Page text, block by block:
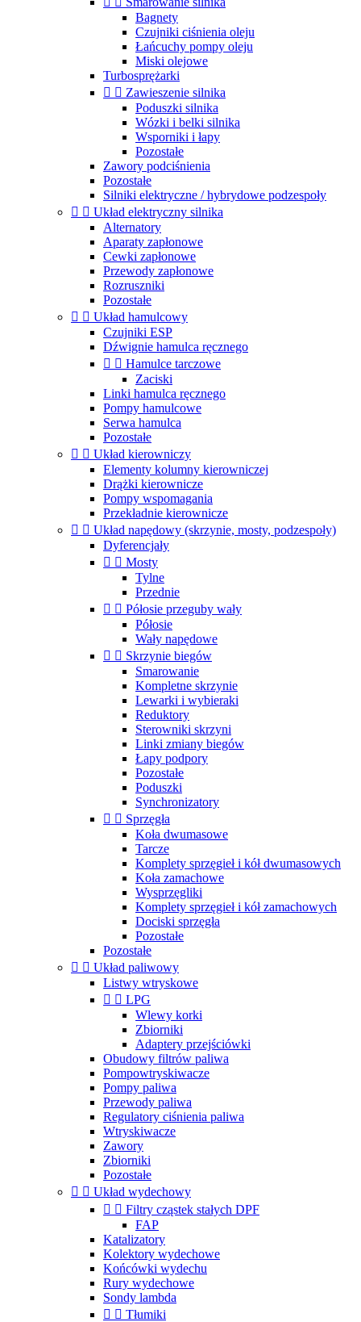
Bagnety
Czujniki ciśnienia oleju
Łańcuchy pompy oleju
Miski olejowe
Turbosprężarki
  Zawieszenie silnika
Poduszki silnika
Wózki i belki silnika
Wsporniki i łapy
Pozostałe
Zawory podciśnienia
Pozostałe
Silniki elektryczne / hybrydowe podzespoły
  Układ elektryczny silnika
Alternatory
Aparaty zapłonowe
Cewki zapłonowe
Przewody zapłonowe
Rozruszniki
Pozostałe
  Układ hamulcowy
Czujniki ESP
Dźwignie hamulca ręcznego
  Hamulce tarczowe
Zaciski
Linki hamulca ręcznego
Pompy hamulcowe
Serwa hamulca
Pozostałe
  Układ kierowniczy
Elementy kolumny kierowniczej
Drążki kierownicze
Pompy wspomagania
Przekładnie kierownicze
  Układ napędowy (skrzynie, mosty, podzespoły)
Dyferencjały
  Mosty
Tylne
Przednie
  Półosie przeguby wały
Półosie
Wały napędowe
  Skrzynie biegów
Smarowanie
Kompletne skrzynie
Lewarki i wybieraki
Reduktory
Sterowniki skrzyni
Linki zmiany biegów
Łapy podpory
Pozostałe
Poduszki
Synchronizatory
  Sprzęgła
Koła dwumasowe
Tarcze
Komplety sprzęgieł i kół dwumasowych
Koła zamachowe
Wysprzęgliki
Komplety sprzęgieł i kół zamachowych
Dociski sprzęgła
Pozostałe
Pozostałe
  Układ paliwowy
Listwy wtryskowe
  LPG
Wlewy korki
Zbiorniki
Adaptery przejściówki
Obudowy filtrów paliwa
Pompowtryskiwacze
Pompy paliwa
Przewody paliwa
Regulatory ciśnienia paliwa
Wtryskiwacze
Zawory
Zbiorniki
Pozostałe
  Układ wydechowy
  Filtry cząstek stałych DPF
FAP
Katalizatory
Kolektory wydechowe
Końcówki wydechu
Rury wydechowe
Sondy lambda
  Tłumiki